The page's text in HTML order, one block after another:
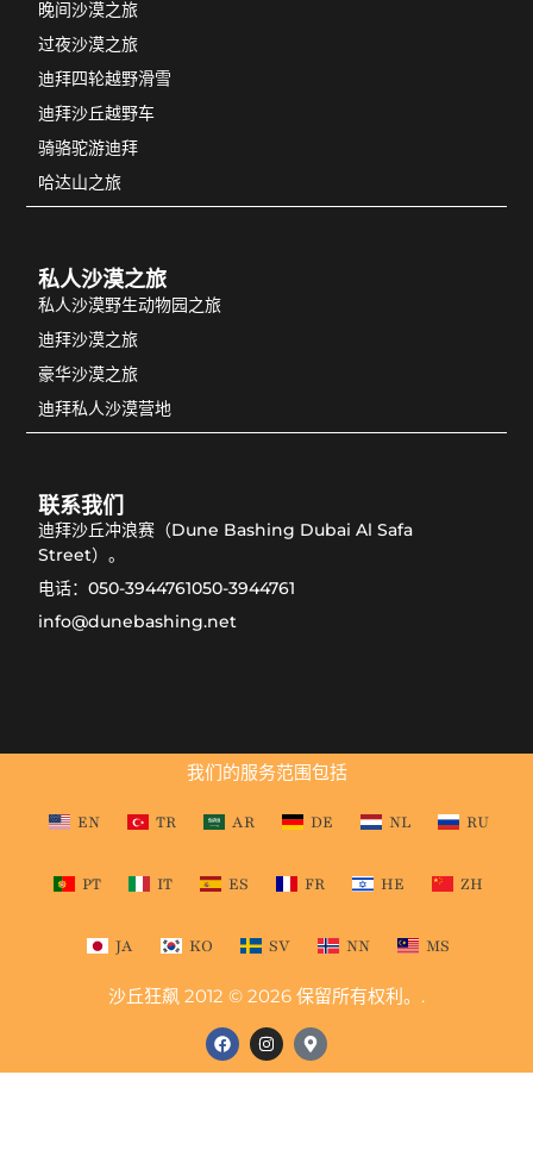
晚间沙漠之旅
过夜沙漠之旅
迪拜四轮越野滑雪
迪拜沙丘越野车
骑骆驼游迪拜
哈达山之旅
私人沙漠之旅
私人沙漠野生动物园之旅
迪拜沙漠之旅
豪华沙漠之旅
迪拜私人沙漠营地
联系我们
迪拜沙丘冲浪赛（Dune Bashing Dubai Al Safa
Street）。
电话：050-3944761050-3944761
info@dunebashing.net
我们的服务范围包括
EN TR AR DE NL RU
PT IT ES FR HE ZH
JA KO SV NN MS
沙丘狂飙 2012 © 2026 保留所有权利。.